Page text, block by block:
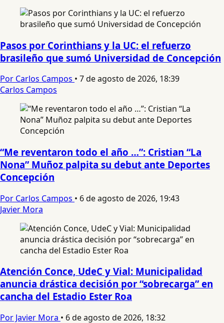
Pasos por Corinthians y la UC: el refuerzo
brasileño que sumó Universidad de Concepción
Por Carlos Campos • 7 de agosto de 2026, 18:39
Carlos Campos
“Me reventaron todo el año …”: Cristian “La
Nona” Muñoz palpita su debut ante Deportes
Concepción
Por Carlos Campos • 6 de agosto de 2026, 19:43
Javier Mora
Atención Conce, UdeC y Vial: Municipalidad
anuncia drástica decisión por “sobrecarga” en
cancha del Estadio Ester Roa
Por Javier Mora • 6 de agosto de 2026, 18:32